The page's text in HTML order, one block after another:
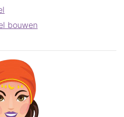
bouwen